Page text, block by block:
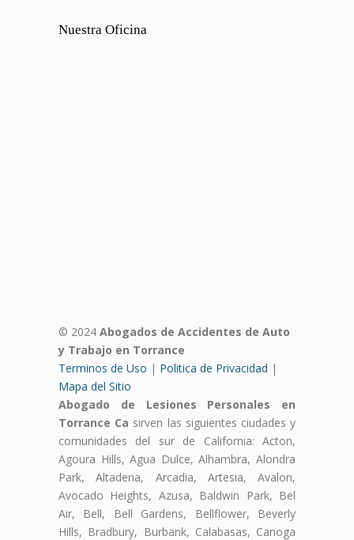
Nuestra Oficina
© 2024 Abogados de Accidentes de Auto
y Trabajo en Torrance
Terminos de Uso | Politica de Privacidad |
Mapa del Sitio
Abogado de Lesiones Personales en
Torrance Ca sirven las siguientes ciudades y
comunidades del sur de California: Acton,
Agoura Hills, Agua Dulce, Alhambra, Alondra
Park, Altadena, Arcadia, Artesia, Avalon,
Avocado Heights, Azusa, Baldwin Park, Bel
Air, Bell, Bell Gardens, Bellflower, Beverly
Hills, Bradbury, Burbank, Calabasas, Canoga